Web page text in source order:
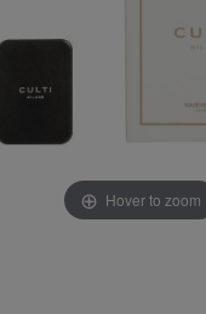
Hover to zoom